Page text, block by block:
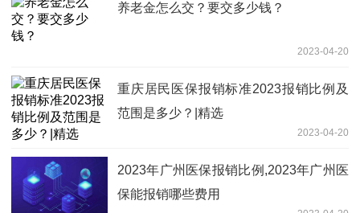
养老金怎么交？要交多少钱？
2023-04-20
重庆居民医保报销标准2023报销比例及
范围是多少？|精选
2023-04-20
2023年广州医保报销比例,2023年广州医
保能报销哪些费用